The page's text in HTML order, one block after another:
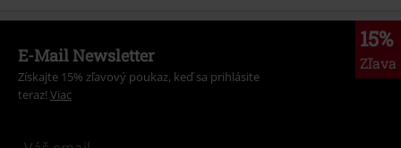
15%
Zľava
E-Mail Newsletter
Získajte 15% zľavový poukaz, keď sa prihlásite
teraz! Viac